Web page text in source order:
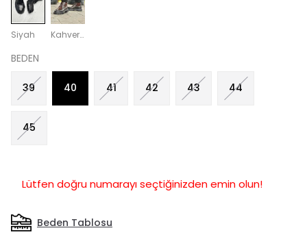
Siyah Kahverengi
BEDEN
39 40 41 42 43 44
45
Lütfen doğru numarayı seçtiğinizden emin olun!
Beden Tablosu